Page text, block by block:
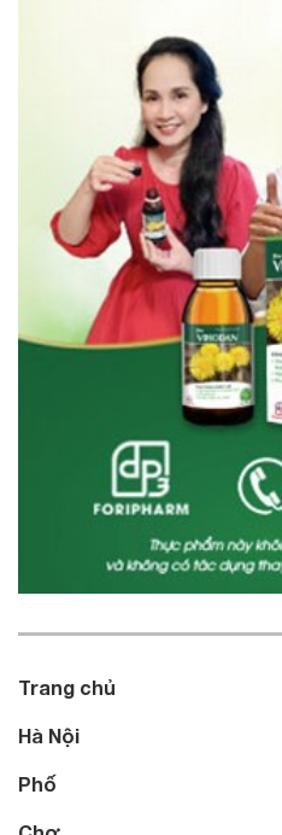
Trang chủ
Hà Nội
Phố